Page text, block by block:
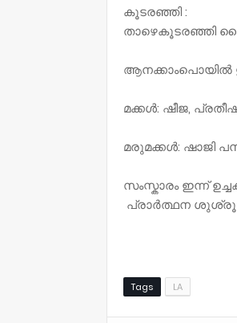
കൂടരഞ്ഞി :
താഴെകൂടരഞ്ഞി
ആനക്കാംപൊയിൽ
മക്കൾ: ഷീജ,
മരുമക്കൾ: ഷാജി
സംസ്കാരം ഇന്ന്
പ്രാർത്ഥന
Tags LA